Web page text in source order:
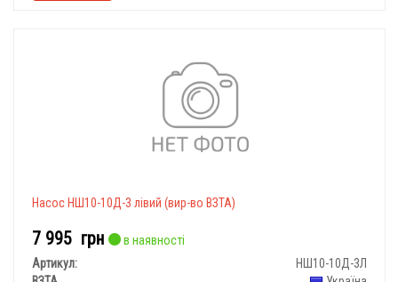
Насос НШ10-10Д-3 лівий (вир-во ВЗТА)
7 995 грн
в наявності
Артикул:
НШ10-10Д-3Л